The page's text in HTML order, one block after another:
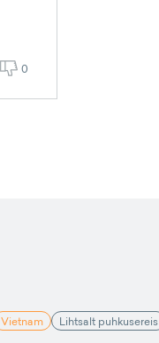
0
Vietnam Lihtsalt puhkusereis